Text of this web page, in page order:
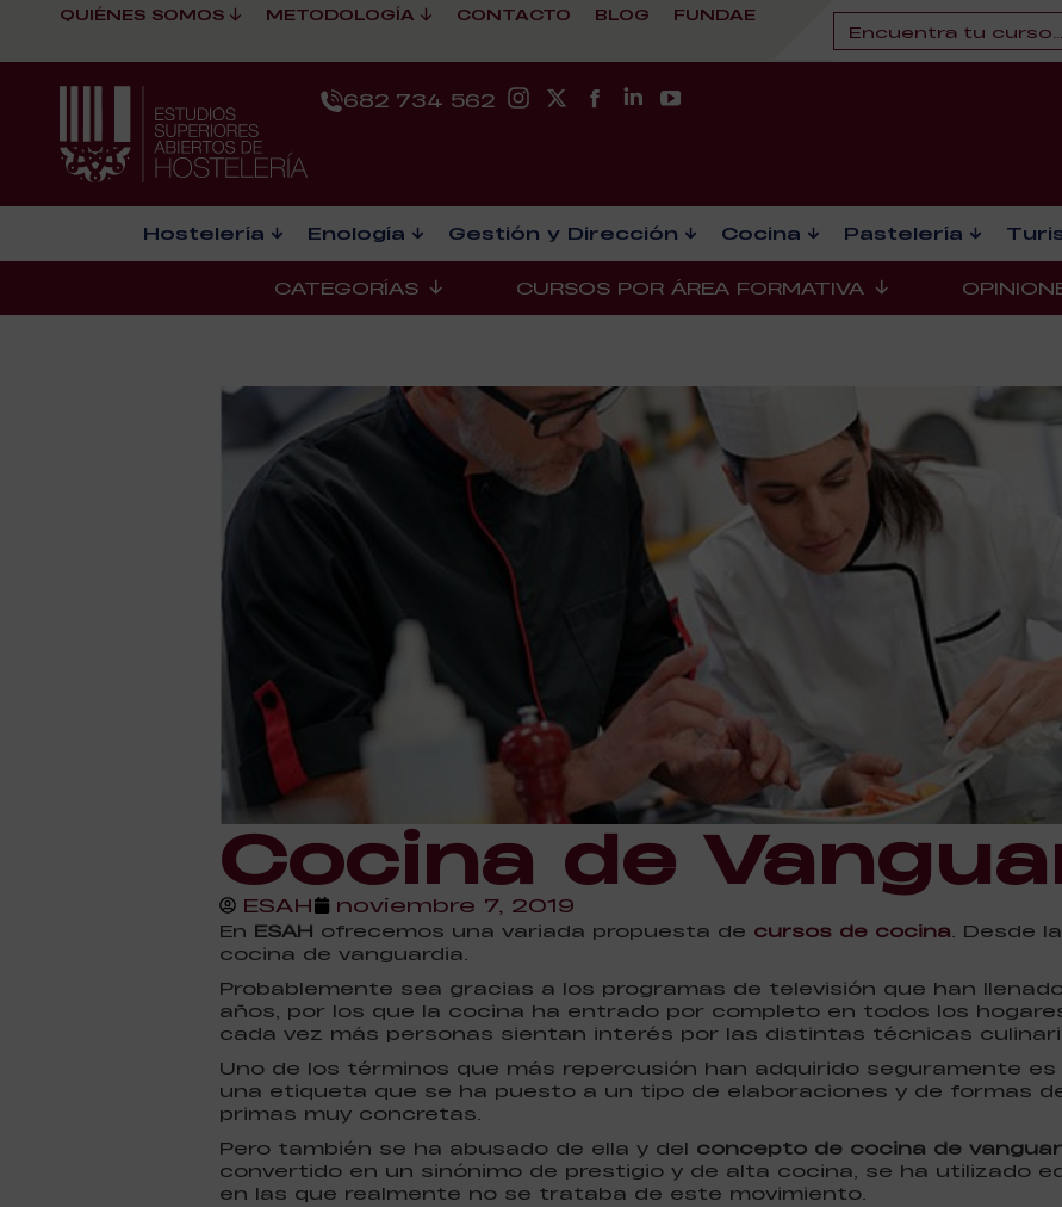
QUIÉNES SOMOS METODOLOGÍA CONTACTO BLOG FUNDAE
682 734 562
Hostelería Enología Gestión y Dirección Cocina Pastelería
CATEGORÍAS CURSOS POR ÁREA FORMATIVA
Cocina de
ESAH noviembre 7, 2019
En ESAH ofrecemos una variada propuesta de cursos de cocina. Desde
cocina de vanguardia.
Probablemente sea gracias a los programas de televisión que han
años, por los que la cocina ha entrado por completo en todos los
cada vez más personas sientan interés por las distintas técnicas
Uno de los términos que más repercusión han adquirido seguramente es
una etiqueta que se ha puesto a un tipo de elaboraciones y de formas
primas muy concretas.
Pero también se ha abusado de ella y del concepto de cocina de
convertido en un sinónimo de prestigio y de alta cocina, se ha utilizado
en las que realmente no se trataba de este movimiento.